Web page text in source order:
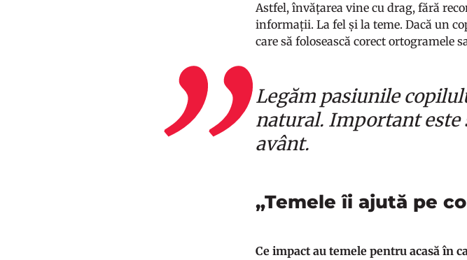
Astfel, învățarea vine cu drag, fără
informații. La fel și la teme. Dacă un
care să folosească corect ortogramele
Legăm pasiunile
natural. Important este
avânt.
„Temele îi ajută pe
Ce impact au temele pentru acasă în